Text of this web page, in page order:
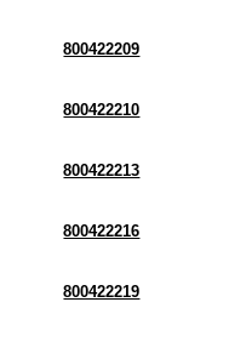
800422209
800422210
800422213
800422216
800422219